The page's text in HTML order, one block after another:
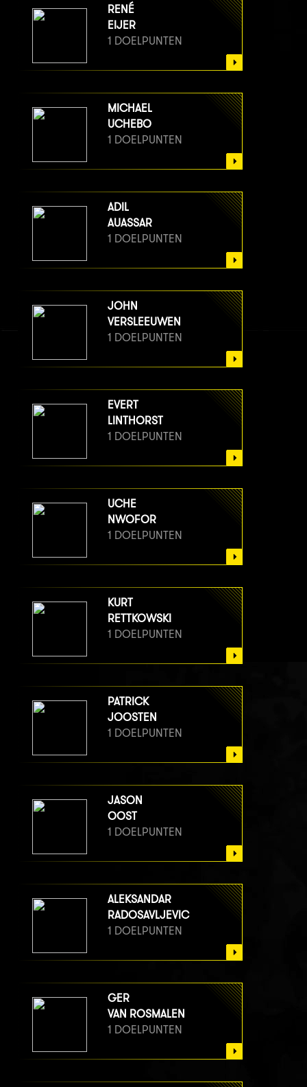
RENÉ
EIJER
1 DOELPUNTEN
MICHAEL
UCHEBO
1 DOELPUNTEN
ADIL
AUASSAR
1 DOELPUNTEN
JOHN
VERSLEEUWEN
1 DOELPUNTEN
EVERT
LINTHORST
1 DOELPUNTEN
UCHE
NWOFOR
1 DOELPUNTEN
KURT
RETTKOWSKI
1 DOELPUNTEN
PATRICK
JOOSTEN
1 DOELPUNTEN
JASON
OOST
1 DOELPUNTEN
ALEKSANDAR
RADOSAVLJEVIC
1 DOELPUNTEN
GER
VAN ROSMALEN
1 DOELPUNTEN